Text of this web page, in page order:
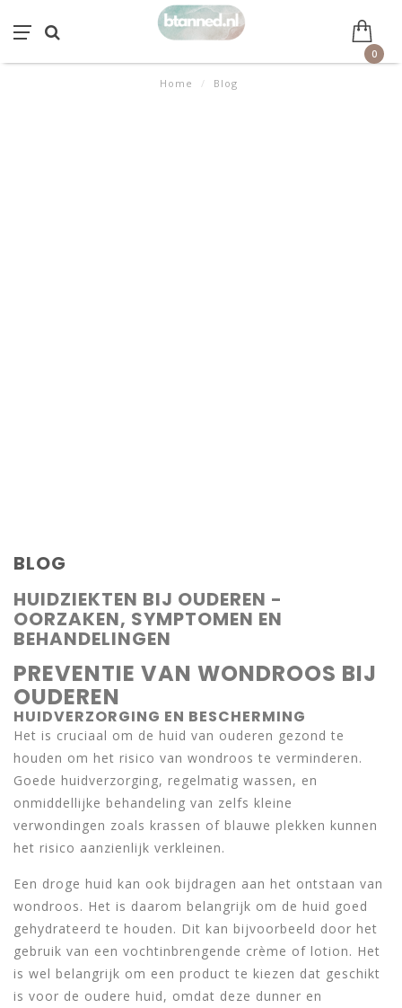
0
Home / Blog
BLOG
HUIDZIEKTEN BIJ OUDEREN -
OORZAKEN, SYMPTOMEN EN
BEHANDELINGEN
PREVENTIE VAN WONDROOS BIJ
OUDEREN
HUIDVERZORGING EN BESCHERMING
Het is cruciaal om de huid van ouderen gezond te
houden om het risico van wondroos te verminderen.
Goede huidverzorging, regelmatig wassen, en
onmiddellijke behandeling van zelfs kleine
verwondingen zoals krassen of blauwe plekken kunnen
het risico aanzienlijk verkleinen.
Een droge huid kan ook bijdragen aan het ontstaan van
wondroos. Het is daarom belangrijk om de huid goed
gehydrateerd te houden. Dit kan bijvoorbeeld door het
gebruik van een vochtinbrengende crème of lotion. Het
is wel belangrijk om een product te kiezen dat geschikt
is voor de oudere huid, omdat deze dunner en